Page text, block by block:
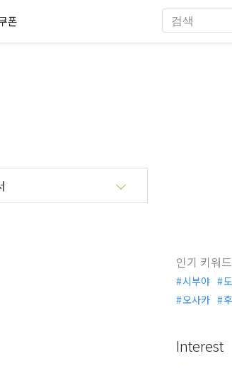
폰
인기 키워드
시부야
오사카
Interest